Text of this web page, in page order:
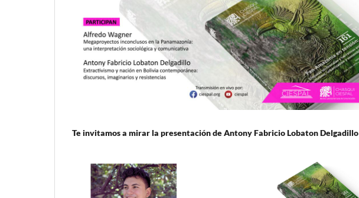
Te invitamos a mirar la presentación de Antony Fabricio Lobaton Delgadillo